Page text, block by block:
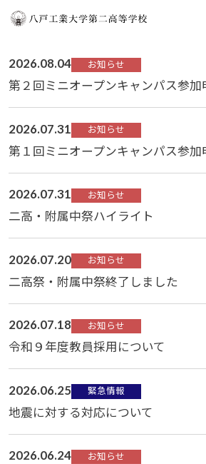
2026.08.04 お知らせ
第２回ミニオープンキャンパス参加
2026.07.31 お知らせ
第１回ミニオープンキャンパス参加
2026.07.31 お知らせ
二高・附属中祭ハイライト
2026.07.20 お知らせ
二高祭・附属中祭終了しました
2026.07.18 お知らせ
令和９年度教員採用について
2026.06.25 緊急情報
地震に対する対応について
2026.06.24 お知らせ